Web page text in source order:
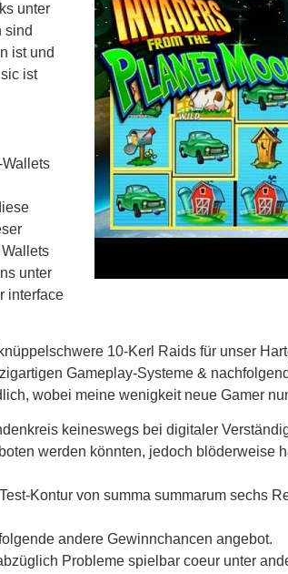
unter
sind
ist und
ist
unter
interface
10-Kerl Raids für unser
Gameplay-Systeme &
wobei meine wenigkeit neue Gamer
keineswegs bei digitaler
werden könnten, jedoch blöderweise
Kontur von summa summarum sechs
andere Gewinnchancen angebot.
Probleme spielbar coeur unter